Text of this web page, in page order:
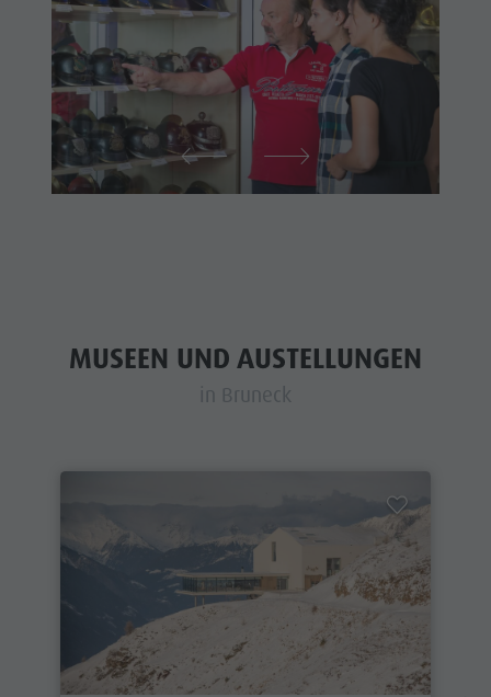
MUSEEN UND AUSTELLUNGEN
in Bruneck